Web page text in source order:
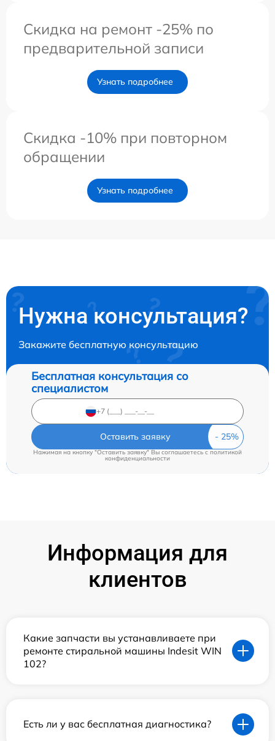
Скидка на ремонт -25% по
предварительной записи
Узнать подробнее
Скидка -10% при повторном
обращении
Узнать подробнее
Нужна консультация?
Закажите бесплатную консультацию
Бесплатная консультация со
специалистом
Оставить заявку
Нажимая на кнопку "Оставить заявку" Вы соглашаетесь cполитикой
конфиденциальности
Информация для
клиентов
Какие запчасти вы устанавливаете при
ремонте стиральной машины Indesit WIN
102?
Есть ли у вас бесплатная диагностика?